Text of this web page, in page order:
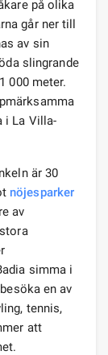
på olika
går ner till
av sin
slingrande
000 meter.
i La Villa-
är 30
nöjesparker
av
simma i
en av
tennis,
att